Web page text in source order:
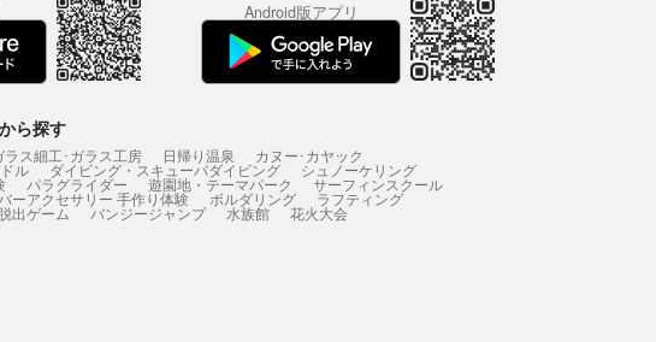
Android版アプリ
ら探す
ラス細工･ガラス工房 日帰り温泉 カヌー･カヤック
ル ダイビング・スキューバダイビング シュノーケリング
パラグライダー 遊園地・テーマパーク サーフィンスクール
ーアクセサリー 手作り体験 ボルダリング ラフティング
脱出ゲーム バンジージャンプ 水族館 花火大会